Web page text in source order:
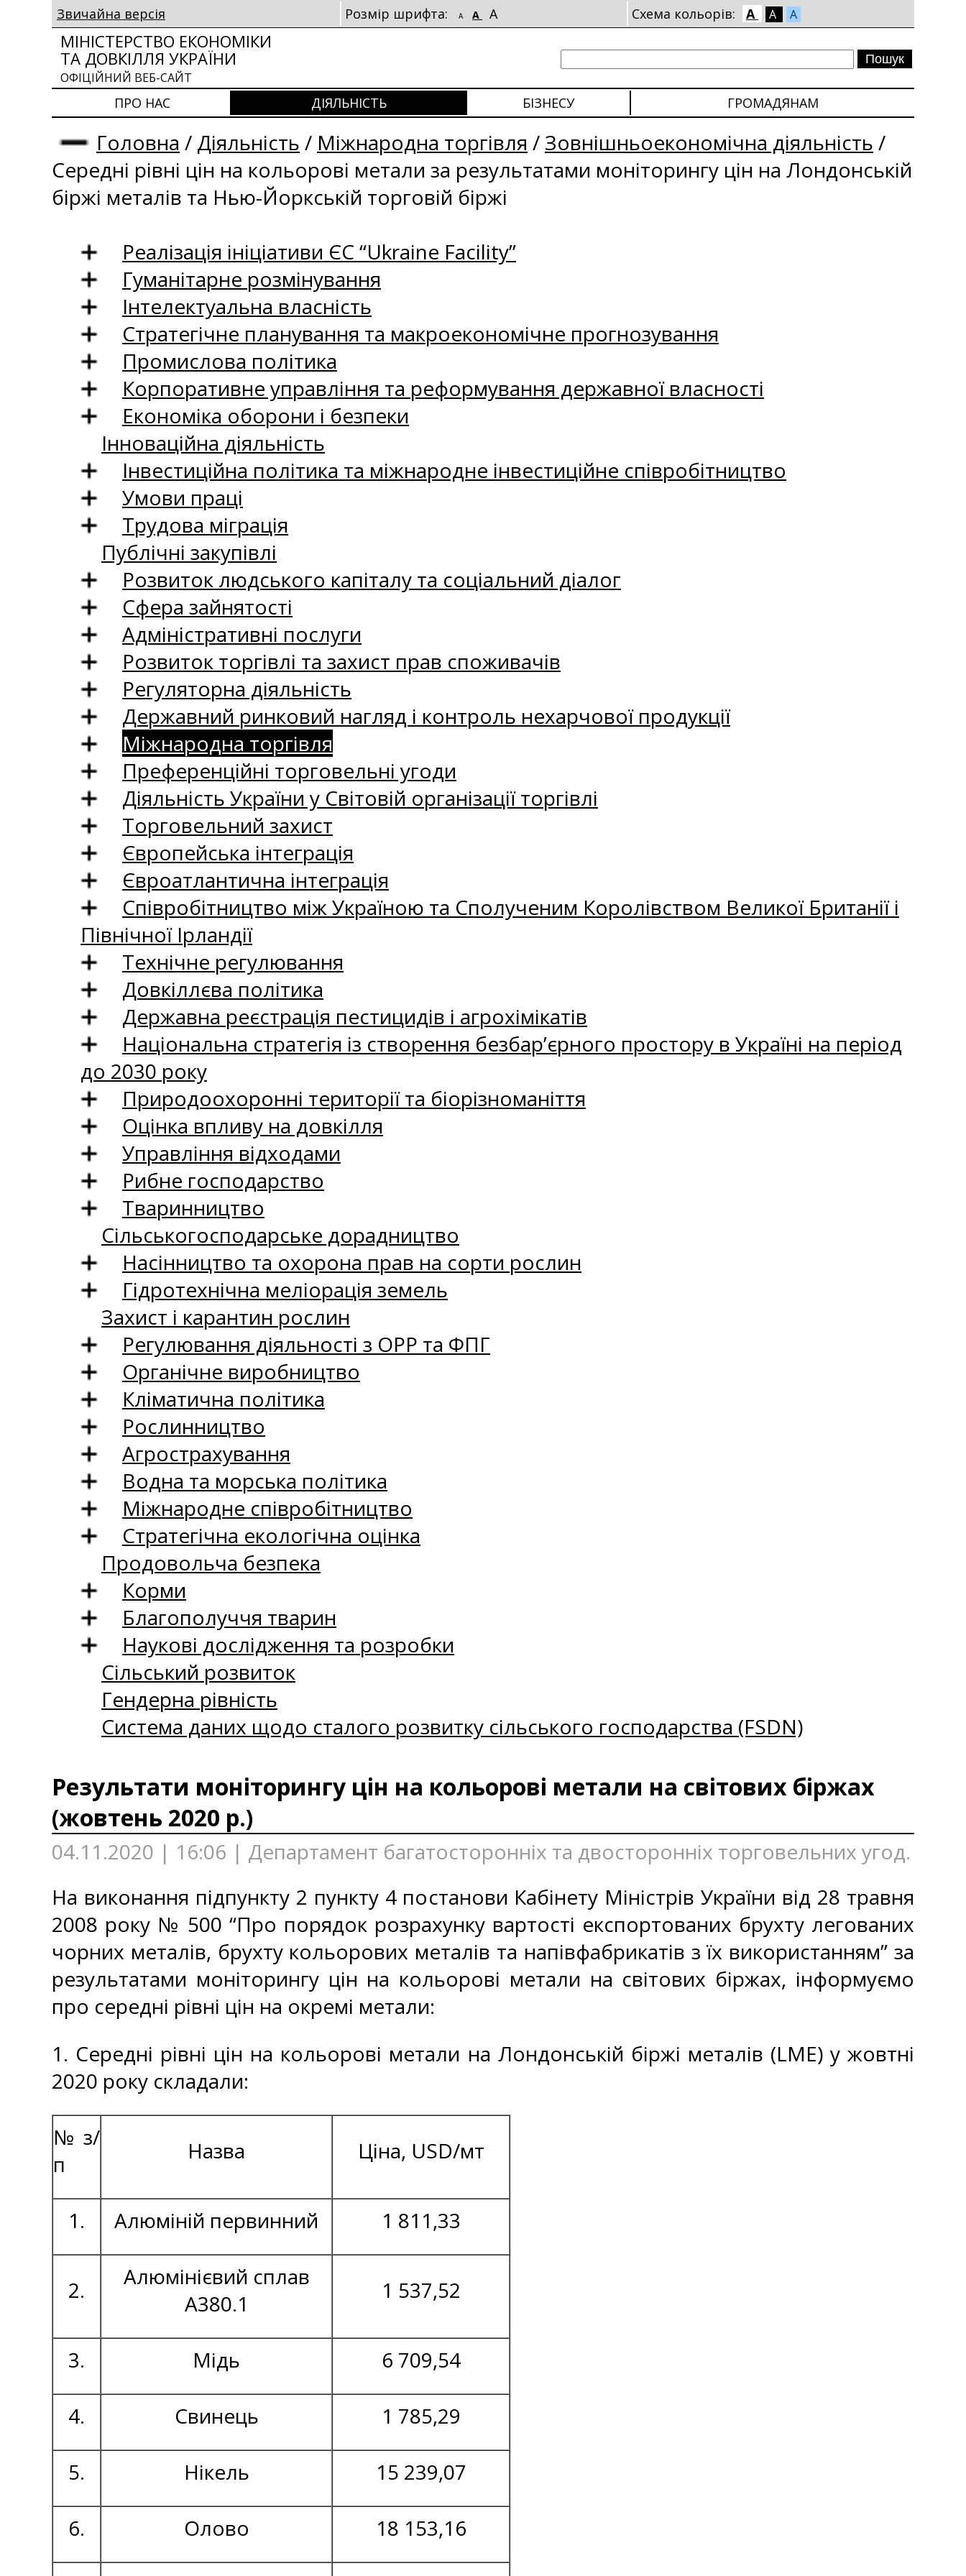
Звичайна версія Розмір шрифта: A A A Схема кольорів: A A A
МІНІСТЕРСТВО ЕКОНОМІКИ
ТА ДОВКІЛЛЯ УКРАЇНИ
ОФІЦІЙНИЙ ВЕБ-САЙТ
ПРО НАС ДІЯЛЬНІСТЬ БІЗНЕСУ ГРОМАДЯНАМ
Головна / Діяльність / Міжнародна торгівля / Зовнішньоекономічна діяльність /
Середні рівні цін на кольорові метали за результатами моніторингу цін на Лондонській
біржі металів та Нью-Йоркській торговій біржі
Реалізація ініціативи ЄС “Ukraine Facility”
Гуманітарне розмінування
Інтелектуальна власність
Стратегічне планування та макроекономічне прогнозування
Промислова політика
Корпоративне управління та реформування державної власності
Економіка оборони і безпеки
Інноваційна діяльність
Інвестиційна політика та міжнародне інвестиційне співробітництво
Умови праці
Трудова міграція
Публічні закупівлі
Розвиток людського капіталу та соціальний діалог
Сфера зайнятості
Адміністративні послуги
Розвиток торгівлі та захист прав споживачів
Регуляторна діяльність
Державний ринковий нагляд і контроль нехарчової продукції
Міжнародна торгівля
Преференційні торговельні угоди
Діяльність України у Світовій організації торгівлі
Торговельний захист
Європейська інтеграція
Євроатлантична інтеграція
Співробітництво між Україною та Сполученим Королівством Великої Британії і
Північної Ірландії
Технічне регулювання
Довкіллєва політика
Державна реєстрація пестицидів і агрохімікатів
Національна стратегія із створення безбар’єрного простору в Україні на період
до 2030 року
Природоохоронні території та біорізноманіття
Оцінка впливу на довкілля
Управління відходами
Рибне господарство
Тваринництво
Сільськогосподарське дорадництво
Насінництво та охорона прав на сорти рослин
Гідротехнічна меліорація земель
Захист і карантин рослин
Регулювання діяльності з ОРР та ФПГ
Органічне виробництво
Кліматична політика
Рослинництво
Агрострахування
Водна та морська політика
Міжнародне співробітництво
Стратегічна екологічна оцінка
Продовольча безпека
Корми
Благополуччя тварин
Наукові дослідження та розробки
Сільський розвиток
Гендерна рівність
Система даних щодо сталого розвитку сільського господарства (FSDN)
Результати моніторингу цін на кольорові метали на світових біржах
(жовтень 2020 р.)
04.11.2020 | 16:06 | Департамент багатосторонніх та двосторонніх торговельних угод.
На виконання підпункту 2 пункту 4 постанови Кабінету Міністрів України від 28 травня
2008 року № 500 “Про порядок розрахунку вартості експортованих брухту легованих
чорних металів, брухту кольорових металів та напівфабрикатів з їх використанням” за
результатами моніторингу цін на кольорові метали на світових біржах, інформуємо
про середні рівні цін на окремі метали:
1. Середні рівні цін на кольорові метали на Лондонській біржі металів (LME) у жовтні
2020 року складали:
№ з/
п
Назва Ціна, USD/мт
1. Алюміній первинний 1 811,33
2.
Алюмінієвий сплав
А380.1
1 537,52
3. Мідь 6 709,54
4. Свинець 1 785,29
5. Нікель 15 239,07
6. Олово 18 153,16